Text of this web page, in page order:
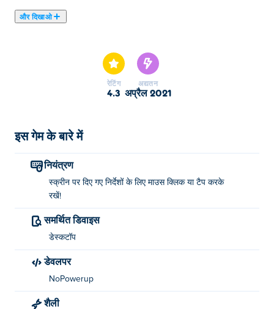
और दिखाओ
रेटिंग
4.3
अद्यतन
अप्रैल 2021
इस गेम के बारे में
नियंत्रण
स्क्रीन पर दिए गए निर्देशों के लिए माउस क्लिक या टैप करके
रखें!
समर्थित डिवाइस
डेस्कटॉप
डेवलपर
NoPowerup
शैली